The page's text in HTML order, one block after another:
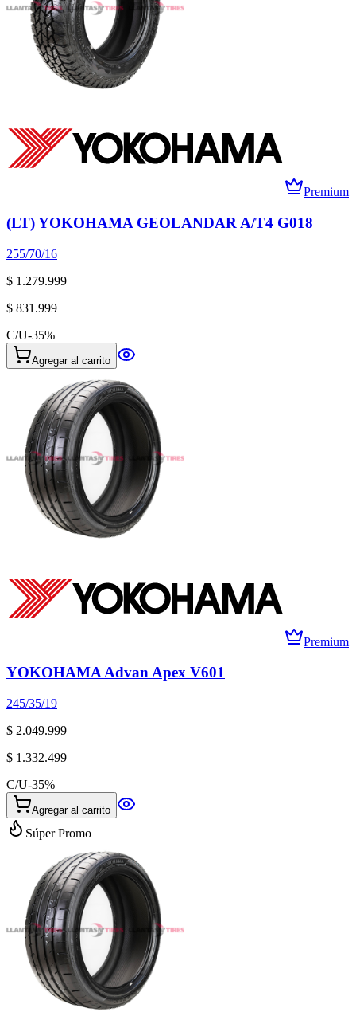
Premium
(LT) YOKOHAMA GEOLANDAR A/T4 G018
255/70/16
$ 1.279.999
$ 831.999
C/U-35%
Agregar al carrito
Premium
YOKOHAMA Advan Apex V601
245/35/19
$ 2.049.999
$ 1.332.499
C/U-35%
Agregar al carrito
Súper Promo